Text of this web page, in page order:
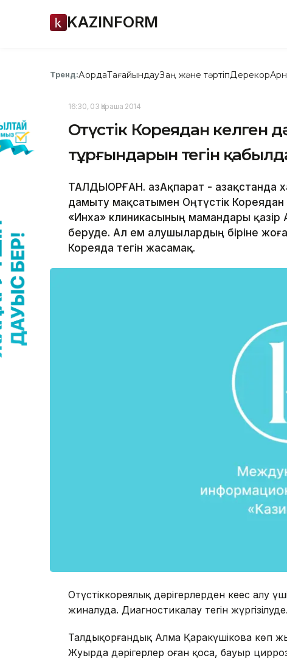
KAZINFORM
Тренд:АқордаТағайындауЗаң және тәртіпДерекқор
16:30, 03 Қараша 2014
Оңтүстік Кореядан келген
тұрғындарын тегін
ТАЛДЫҚОРҒАН. ҚазАқпарат -
дамыту мақсатымен Оңтүстік Кореядан
«Инха» клиникасының мамандары
беруде. Ал ем алушылардың біріне
Кореяда тегін жасамақ.
Оңтүстіккореялық дәрігерлерден кеңес алу
жиналуда. Диагностикалау тегін жүргізілуде.
Талдықорғандық Алма Қаракүшікова көп
Жуырда дәрігерлер оған қоса, бауыр